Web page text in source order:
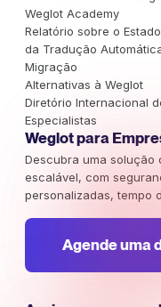
Weglot Academy
Relatório sobre o Estado
da Tradução
Migração
Alternativas à Weglot
Diretório Internacional
Especialistas
Weglot para
Descubra uma solução
escalável, com
personalizadas, tempo
Agende uma